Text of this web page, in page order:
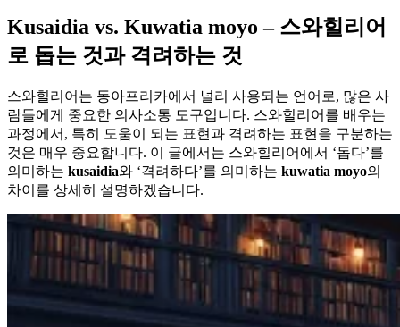
Kusaidia vs. Kuwatia moyo – 스와힐리어
로 돕는 것과 격려하는 것
스와힐리어는 동아프리카에서 널리 사용되는 언어로, 많은 사
람들에게 중요한 의사소통 도구입니다. 스와힐리어를 배우는
과정에서, 특히 도움이 되는 표현과 격려하는 표현을 구분하는
것은 매우 중요합니다. 이 글에서는 스와힐리어에서 ‘돕다’를
의미하는 kusaidia와 ‘격려하다’를 의미하는 kuwatia moyo의
차이를 상세히 설명하겠습니다.